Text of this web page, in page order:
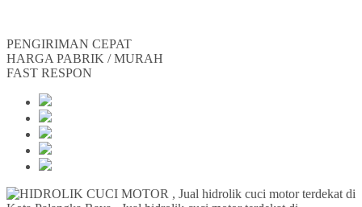
PENGIRIMAN CEPAT
HARGA PABRIK / MURAH
FAST RESPON